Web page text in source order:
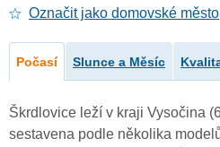
Označit jako domovské město
Počasí Slunce a Měsíc
Škrdlovice leží v kraji Vysočina
sestavena podle několika